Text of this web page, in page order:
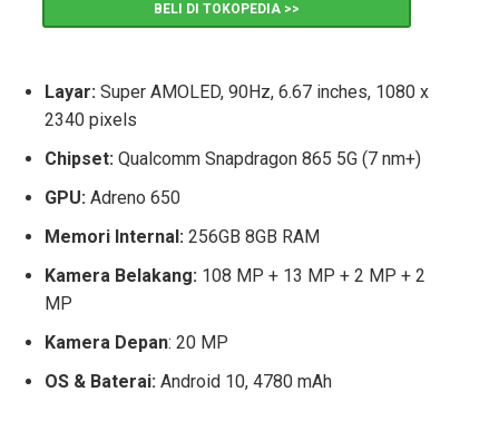
BELI DI TOKOPEDIA >>
Layar: Super AMOLED, 90Hz, 6.67 inches, 1080 x
2340 pixels
Chipset: Qualcomm Snapdragon 865 5G (7 nm+)
GPU: Adreno 650
Memori Internal: 256GB 8GB RAM
Kamera Belakang: 108 MP + 13 MP + 2 MP + 2
MP
Kamera Depan: 20 MP
OS & Baterai: Android 10, 4780 mAh